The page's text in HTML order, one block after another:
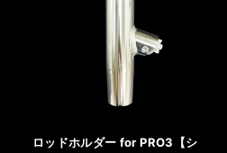
ロッドホルダー for PRO3【シ